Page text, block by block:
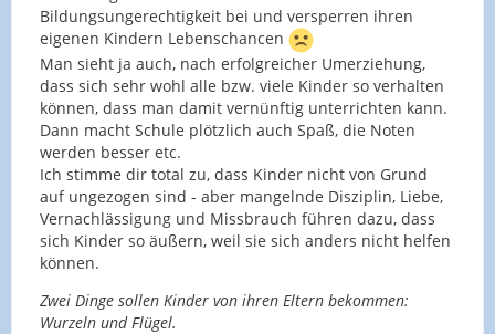
Bildungsungerechtigkeit bei und versperren ihren
eigenen Kindern Lebenschancen
Man sieht ja auch, nach erfolgreicher Umerziehung,
dass sich sehr wohl alle bzw. viele Kinder so verhalten
können, dass man damit vernünftig unterrichten kann.
Dann macht Schule plötzlich auch Spaß, die Noten
werden besser etc.
Ich stimme dir total zu, dass Kinder nicht von Grund
auf ungezogen sind - aber mangelnde Disziplin, Liebe,
Vernachlässigung und Missbrauch führen dazu, dass
sich Kinder so äußern, weil sie sich anders nicht helfen
können.
Zwei Dinge sollen Kinder von ihren Eltern bekommen:
Wurzeln und Flügel.